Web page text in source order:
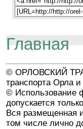
Главная
© ОРЛОВСКИЙ
транспорта Орла и
© Использование
допускается
Вся размещенная
том числе лично